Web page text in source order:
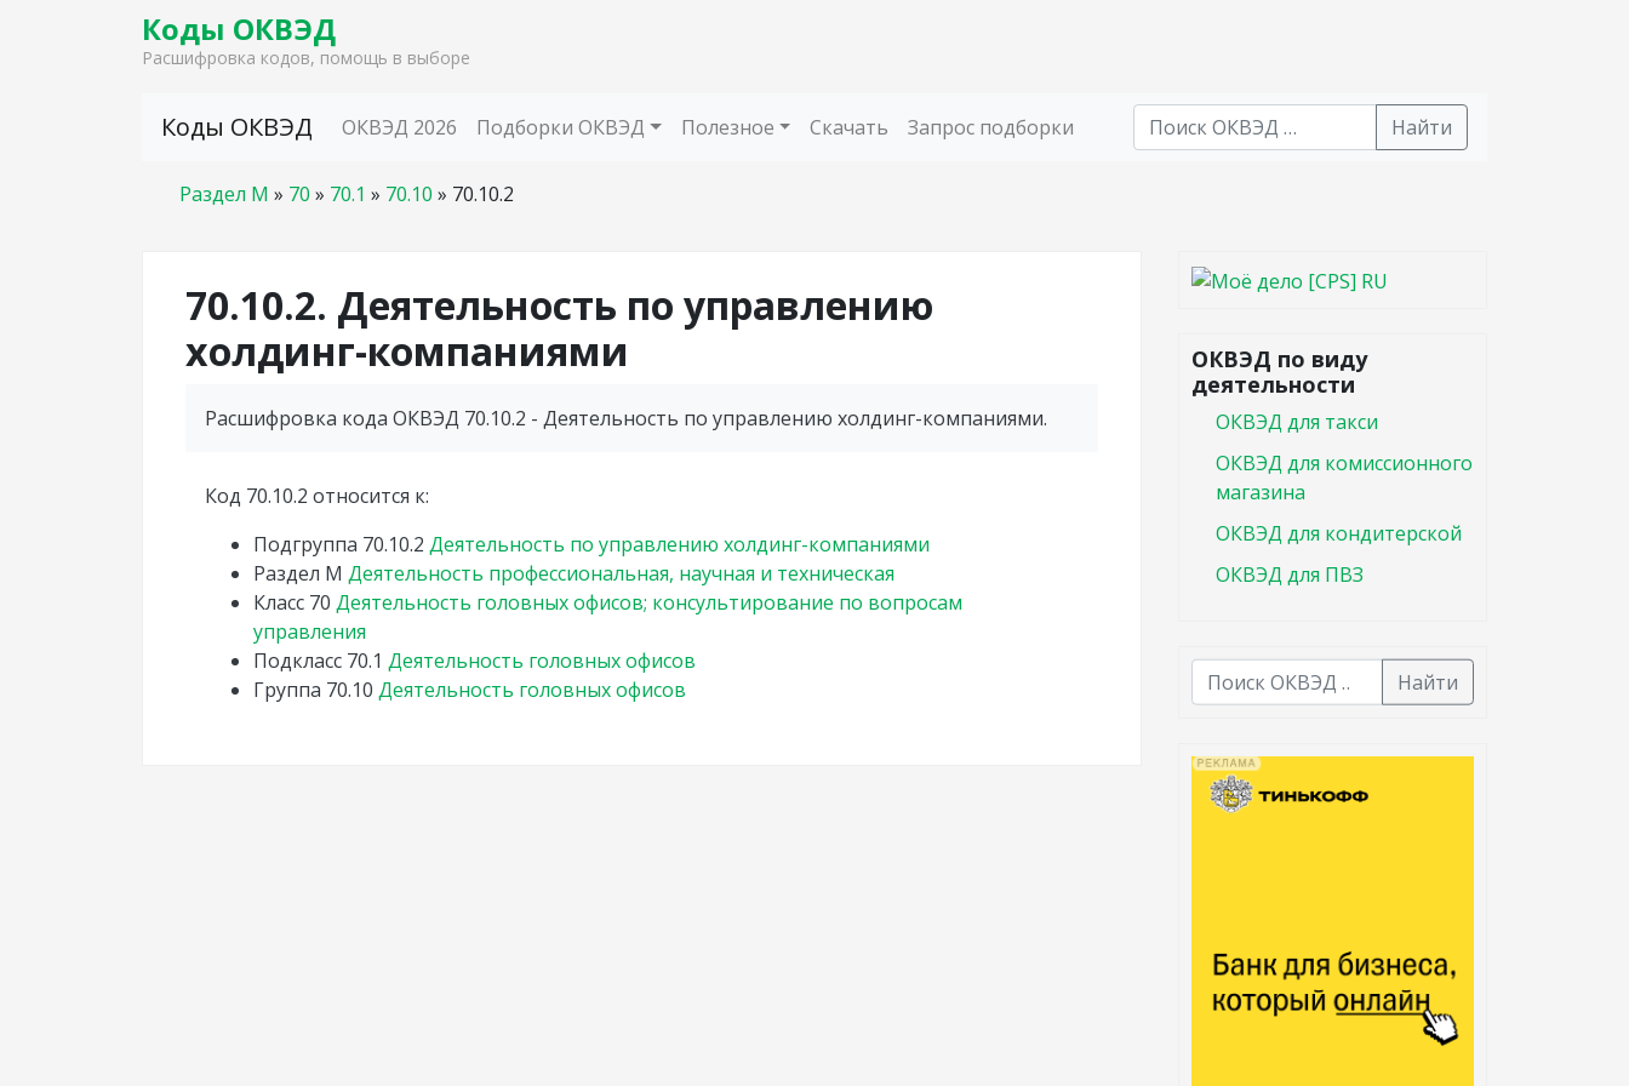
Коды ОКВЭД
Расшифровка кодов, помощь в выборе
Коды ОКВЭД ОКВЭД 2026 Подборки ОКВЭД Полезное Скачать Запрос подборки
Найти
Раздел M » 70 » 70.1 » 70.10 » 70.10.2
70.10.2. Деятельность по управлению
холдинг-компаниями
Расшифровка кода ОКВЭД 70.10.2 - Деятельность по управлению холдинг-компаниями.
Код 70.10.2 относится к:
Подгруппа 70.10.2 Деятельность по управлению холдинг-компаниями
Раздел M Деятельность профессиональная, научная и техническая
Класс 70 Деятельность головных офисов; консультирование по вопросам
управления
Подкласс 70.1 Деятельность головных офисов
Группа 70.10 Деятельность головных офисов
ОКВЭД по виду
деятельности
ОКВЭД для такси
ОКВЭД для комиссионного
магазина
ОКВЭД для кондитерской
ОКВЭД для ПВЗ
Найти
В списке найденных результатов